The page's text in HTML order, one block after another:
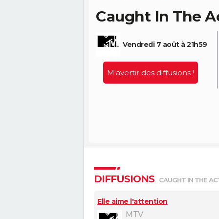
Caught In The
Vendredi 7 août à 21h59
M'avertir des diffusions !
DIFFUSIONS CAUGHT IN THE
Elle aime l'attention
MTV